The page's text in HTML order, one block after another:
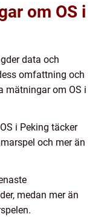
om OS i
data och
omfattning och
mätningar om OS i
i Peking täcker
och mer än
medan mer än